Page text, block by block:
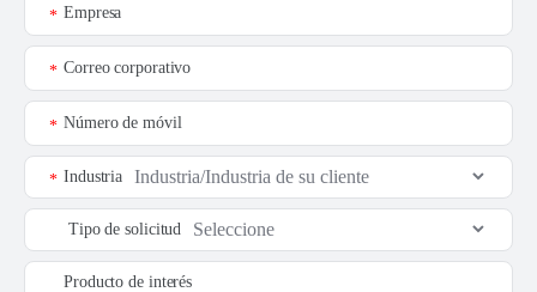
Empresa
*
Correo corporativo
*
Número de móvil
*
Industria
*
Tipo de solicitud
Producto de interés